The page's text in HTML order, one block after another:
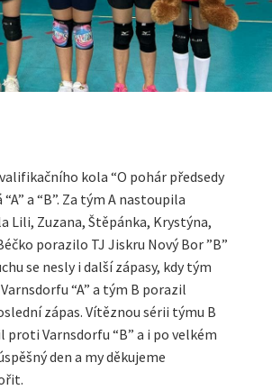
kola “O pohár předsedy
a “B”. Za tým A nastoupila
Lili, Zuzana, Štěpánka, Krystýna,
porazilo TJ Jiskru Nový Bor ”B”
se nesly i další zápasy, kdy tým
“A” a tým B porazil
zápas. Vítěznou sérii týmu B
proti Varnsdorfu “B” a i po velkém
den a my děkujeme